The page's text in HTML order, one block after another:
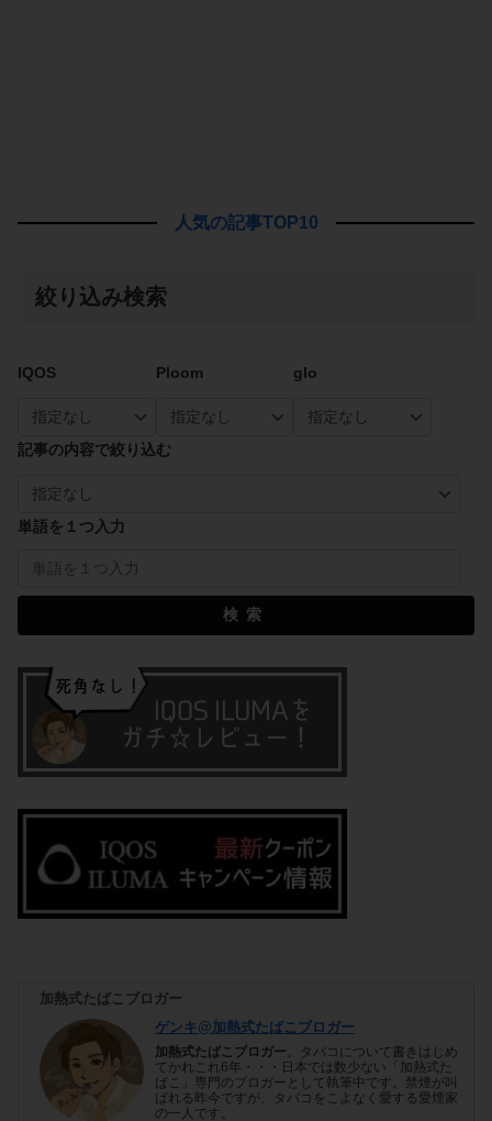
人気の記事TOP10
絞り込み検索
IQOS Ploom glo
記事の内容で絞り込む
単語を１つ入力
検索
加熱式たばこブロガー
ゲンキ@加熱式たばこブロガー
加熱式たばこブロガー 。タバコについて書きはじめ
てかれこれ6年・・・日本では数少ない「加熱式た
ばこ」専門のブロガーとして執筆中です。禁煙が叫
ばれる昨今ですが、タバコをこよなく愛する愛煙家
の一人です。